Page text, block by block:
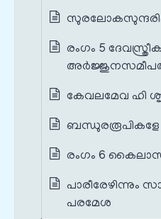
രംഗം 5
കേവലമേവ ഹി
ബന്ധുരരൂപികളേ
രംഗം 6
പാരീരേഴിന്നും
പരമേശ